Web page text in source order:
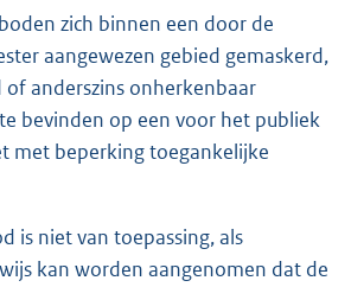
zich binnen een door de
aangewezen gebied gemaskerd,
anderszins onherkenbaar
bevinden op een voor het publiek
met beperking toegankelijke
is niet van toepassing, als
kan worden aangenomen dat de